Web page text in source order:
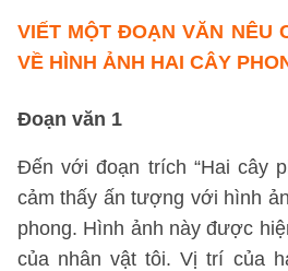
VIẾT MỘT ĐOẠN VĂN NÊU
VỀ HÌNH ẢNH HAI CÂY
Đoạn văn 1
Đến với đoạn trích “Hai cây
cảm thấy ấn tượng với hình
phong. Hình ảnh này được
của nhân vật tôi. Vị trí của